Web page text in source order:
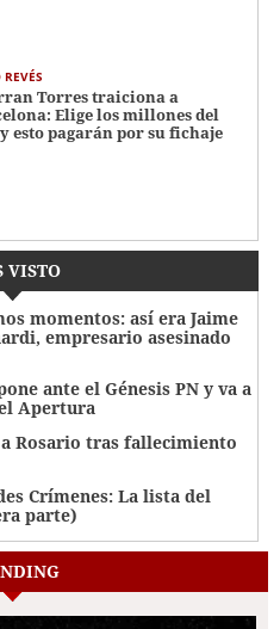
Torres traiciona a
Elige los millones del
y esto pagarán por su fichaje
VISTO
momentos: así era Jaime
empresario asesinado
ante el Génesis PN y va a
Apertura
Rosario tras fallecimiento
Crímenes: La lista del
parte)